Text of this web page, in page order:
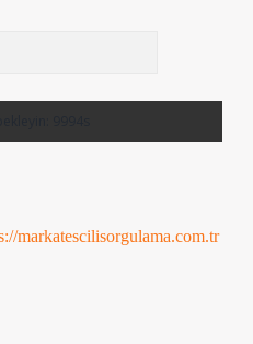
markatescilisorgulama.com.tr